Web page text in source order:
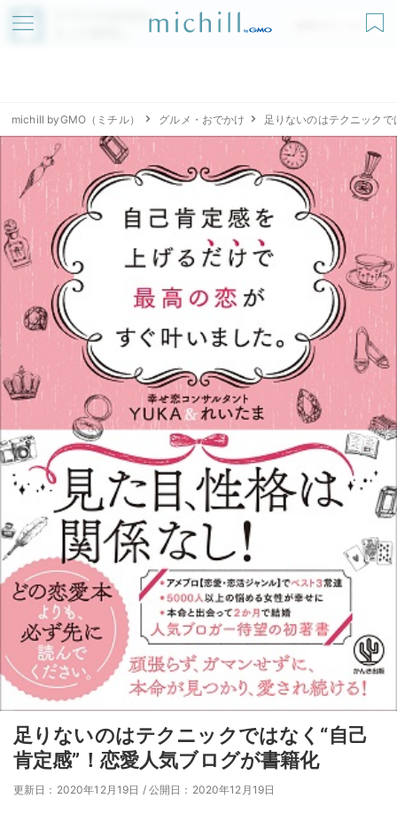
アプリでmichillが
無料ダウンロード
michill byGMO（ミチル） グルメ・おでかけ 足りないのはテクニック
足りないのはテクニックではなく“自己
肯定感”！恋愛人気ブログが書籍化
更新日：2020年12月19日 / 公開日：2020年12月19日